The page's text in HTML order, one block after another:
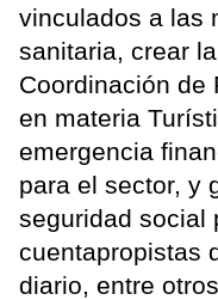
vinculados a las
sanitaria, crear
Coordinación de
en materia
emergencia
para el sector, y
seguridad social
cuentapropistas
diario, entre